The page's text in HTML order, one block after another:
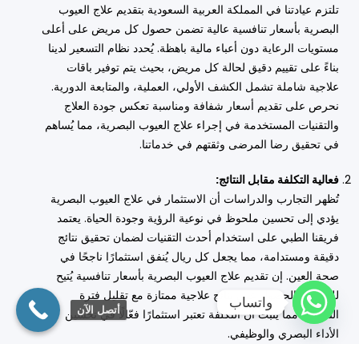
تلتزم عيادتنا في المملكة العربية السعودية بتقديم علاج العيوب
البصرية بأسعار تنافسية عالية تضمن حصول كل مريض على أعلى
مستويات الرعاية دون أعباء مالية باهظة. يُحدد نظام التسعير لدينا
بناءً على تقييم دقيق لحالة كل مريض، بحيث يتم توفير باقات
علاجية شاملة تشمل الكشف الأولي، العملية، والمتابعة الدورية.
نحرص على تقديم أسعار شفافة ومناسبة تعكس جودة العلاج
والتقنيات المستخدمة في إجراء علاج العيوب البصرية، مما يُساهم
في تحقيق رضا المرضى وثقتهم في خدماتنا.
فعالية التكلفة مقابل النتائج:
تُظهر التجارب والدراسات أن الاستثمار في علاج العيوب البصرية
يؤدي إلى تحسين ملحوظ في نوعية الرؤية وجودة الحياة. يعتمد
فريقنا الطبي على استخدام أحدث التقنيات لضمان تحقيق نتائج
دقيقة ومستدامة، مما يجعل كل ريال يُنفق استثمارًا ناجحًا في
صحة العين. إن تقديم علاج العيوب البصرية بأسعار تنافسية يُتيح
للمرضى الحصول على نتائج علاجية ممتازة مع تقليل فترة
التعافي، مما يثبت أن التكلفة تعتبر استثمارًا فعّالًا في تحسين
الأداء البصري والوظيفي.
أتصل الآن واتساب